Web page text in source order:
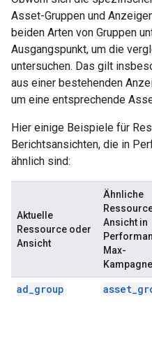
Asset-Gruppen und
beiden Arten von Gruppen
Ausgangspunkt, um die
untersuchen. Das gilt
aus einer bestehenden
um eine entsprechende
Hier einige Beispiele für
Berichtsansichten, die in
ähnlich sind:
Aktuelle
Ressource oder
Ansicht
Ähnliche
Ansicht in
Max-
ad_group asset_